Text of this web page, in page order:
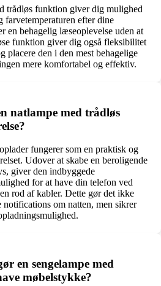
trådløs funktion giver dig mulighed
farvetemperaturen efter dine
en behagelig læseoplevelse uden at
funktion giver dig også fleksibilitet
placere den i den mest behagelige
mere komfortabel og effektiv.
natlampe med trådløs
fungerer som en praktisk og
Udover at skabe en beroligende
giver den indbyggede
for at have din telefon ved
rod af kabler. Dette gør det ikke
notifications om natten, men sikrer
en sengelampe med
møbelstykke?